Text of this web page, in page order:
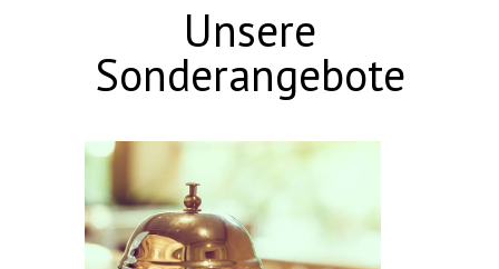
Unsere
Sonderangebote